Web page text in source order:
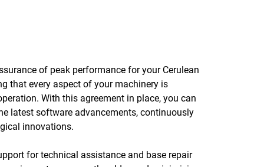
of peak performance for your Cerulean
that every aspect of your machinery is
With this agreement in place, you can
latest software advancements, continuously
innovations.
for technical assistance and base repair